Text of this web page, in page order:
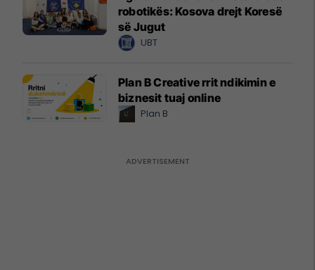
robotikës: Kosova drejt Koresë
së Jugut
UBT
Plan B Creative rrit ndikimin e
biznesit tuaj online
Plan B